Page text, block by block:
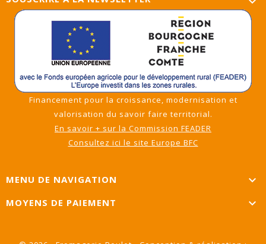
Financement pour la croissance, modernisation et
valorisation du savoir faire territorial.
En savoir + sur la Commission FEADER
Consultez ici le site Europe BFC
MENU DE NAVIGATION 
MOYENS DE PAIEMENT 